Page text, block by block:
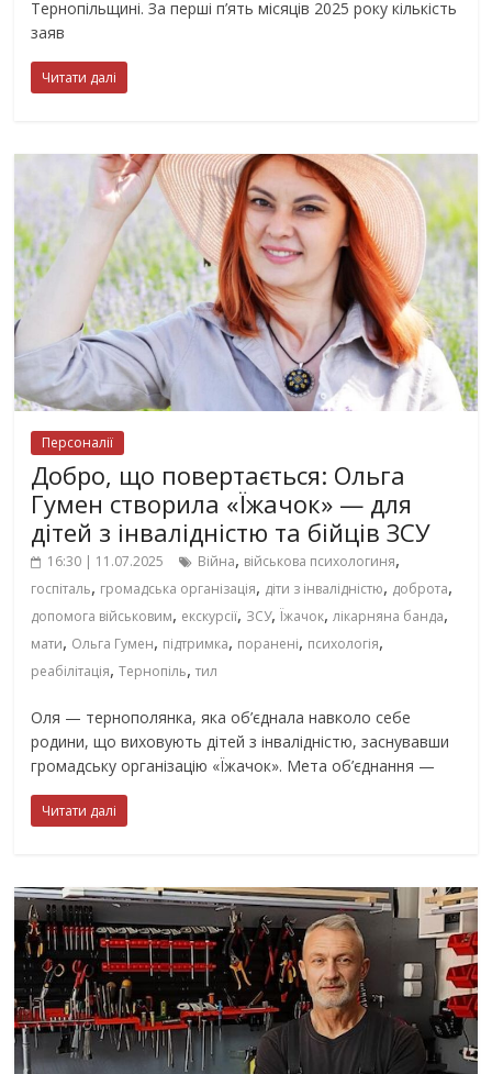
Тернопільщині. За перші п’ять місяців 2025 року кількість
заяв
Читати далі
Персоналії
Добро, що повертається: Ольга
Гумен створила «Їжачок» — для
дітей з інвалідністю та бійців ЗСУ
16:30 | 11.07.2025 Війна, військова психологиня,
госпіталь, громадська організація, діти з інвалідністю, доброта,
допомога військовим, екскурсії, ЗСУ,Їжачок,лікарняна банда,
мати, Ольга Гумен, підтримка, поранені, психологія,
реабілітація,Тернопіль,тил
Оля — тернополянка, яка об’єднала навколо себе
родини, що виховують дітей з інвалідністю, заснувавши
громадську організацію «Їжачок». Мета об’єднання —
Читати далі